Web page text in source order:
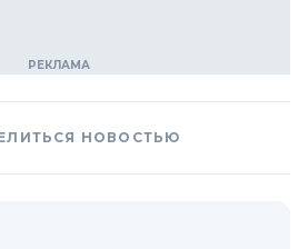
НОВОСТЬЮ